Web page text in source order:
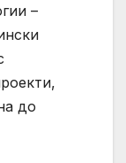
–
до